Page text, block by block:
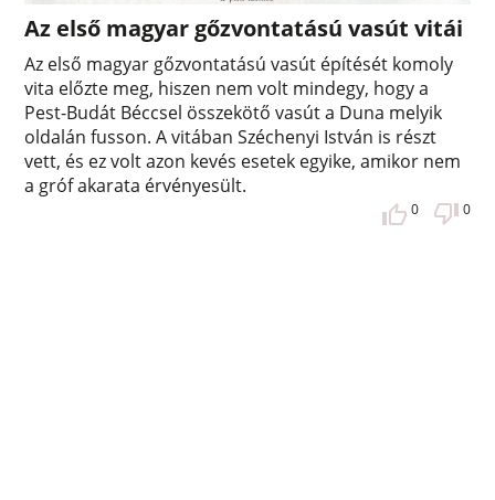
Az első magyar gőzvontatású vasút vitái
Az első magyar gőzvontatású vasút építését komoly
vita előzte meg, hiszen nem volt mindegy, hogy a
Pest-Budát Béccsel összekötő vasút a Duna melyik
oldalán fusson. A vitában Széchenyi István is részt
vett, és ez volt azon kevés esetek egyike, amikor nem
a gróf akarata érvényesült.
0 0